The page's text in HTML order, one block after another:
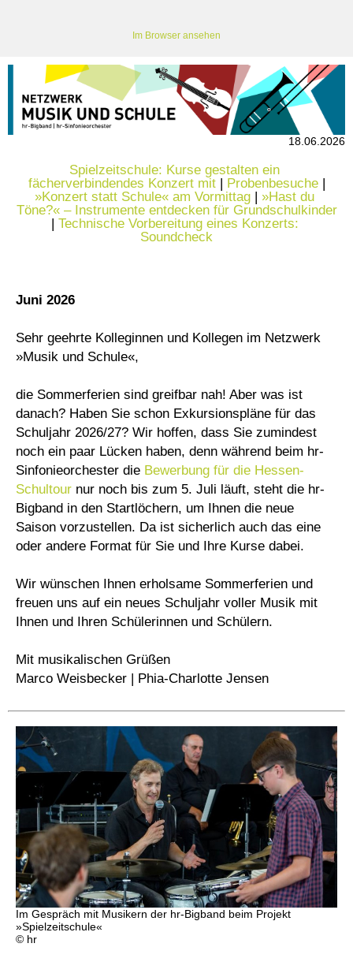
Im Browser ansehen
18.06.2026
Spielzeitschule: Kurse gestalten ein
fächerverbindendes Konzert mit| Probenbesuche|
»Konzert statt Schule« am Vormittag | »Hast du
Töne?« – Instrumente entdecken für Grundschulkinder
| Technische Vorbereitung eines Konzerts:
Soundcheck
Juni 2026
Sehr geehrte Kolleginnen und Kollegen im Netzwerk
»Musik und Schule«,
die Sommerferien sind greifbar nah! Aber was ist
danach? Haben Sie schon Exkursionspläne für das
Schuljahr 2026/27? Wir hoffen, dass Sie zumindest
noch ein paar Lücken haben, denn während beim hr-
Sinfonieorchester die Bewerbung für die Hessen-
Schultour nur noch bis zum 5. Juli läuft, steht die hr-
Bigband in den Startlöchern, um Ihnen die neue
Saison vorzustellen. Da ist sicherlich auch das eine
oder andere Format für Sie und Ihre Kurse dabei.
Wir wünschen Ihnen erholsame Sommerferien und
freuen uns auf ein neues Schuljahr voller Musik mit
Ihnen und Ihren Schülerinnen und Schülern.
Mit musikalischen Grüßen
Marco Weisbecker | Phia-Charlotte Jensen
Im Gespräch mit Musikern der hr-Bigband beim Projekt
»Spielzeitschule«
© hr